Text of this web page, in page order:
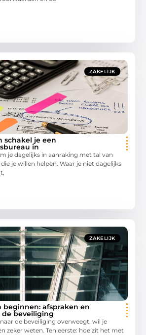
ZAKELIJK
schakel je een
in
je dagelijks in aanraking met tal van
je willen helpen. Waar je niet dagelijks
ZAKELIJK
beginnen: afspraken en
beveiliging
de beveiliging overweegt, wil je
zeker weten. Ten eerste: hoe zit het met